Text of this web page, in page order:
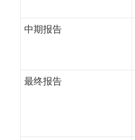
中期报告
最终报告